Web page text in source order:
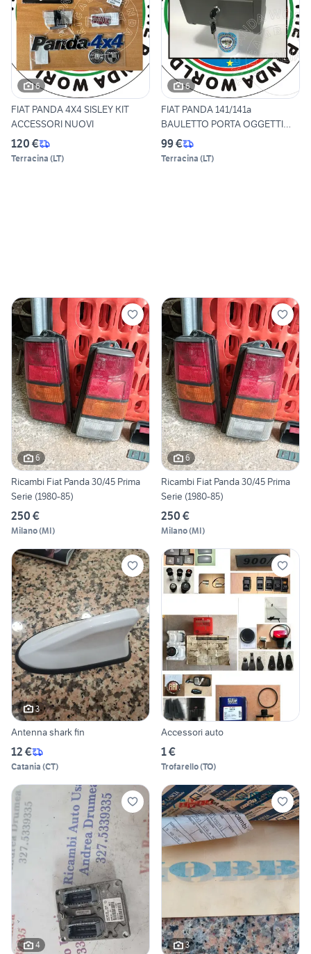
6
FIAT PANDA 4X4 SISLEY KIT
ACCESSORI NUOVI
120 €
Terracina (LT)
6
FIAT PANDA 141/141a
BAULETTO PORTA OGGETTI
CHIAVE
99 €
Terracina (LT)
6
Ricambi Fiat Panda 30/45 Prima
Serie (1980-85)
250 €
Milano(MI)
6
Ricambi Fiat Panda 30/45 Prima
Serie (1980-85)
250 €
Milano(MI)
3
Antenna shark fin
12 €
Catania (CT)
Accessori auto
1 €
Trofarello(TO)
4 3